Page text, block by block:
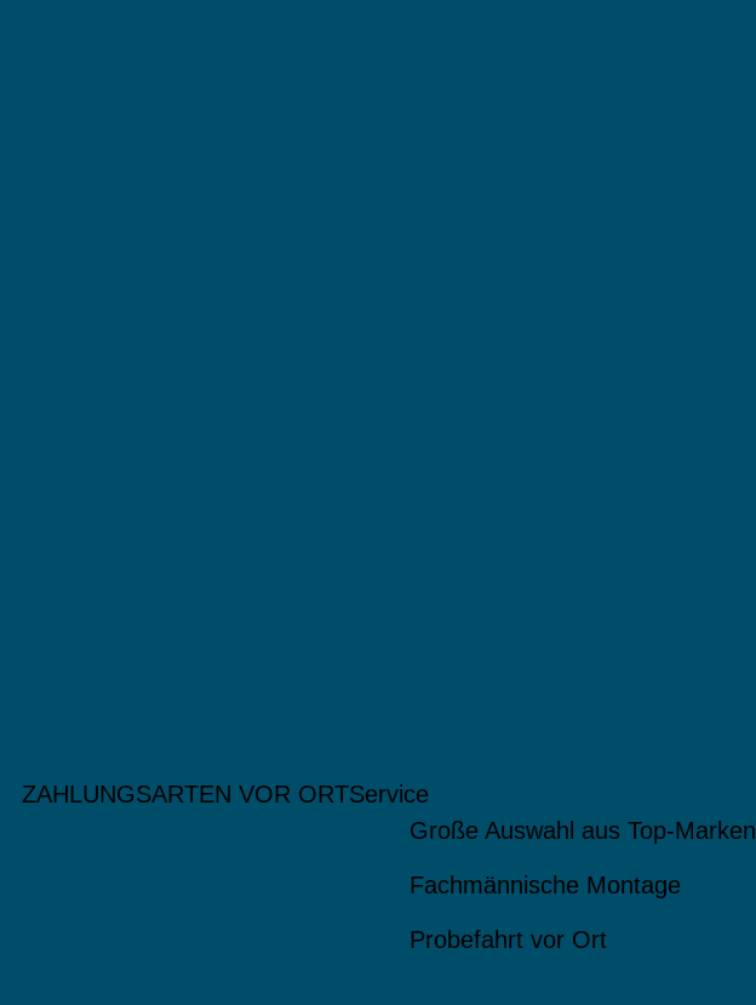
ZAHLUNGSARTEN VOR ORTService
Große Auswahl aus Top-Marken
Fachmännische Montage
Probefahrt vor Ort